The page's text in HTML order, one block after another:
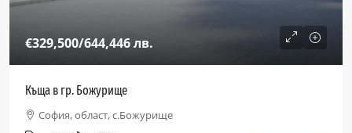
€329,500/644,446 лв.
Къща в гр. Божурище
София, област, с.Божурище